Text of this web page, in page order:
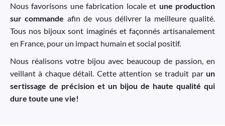
Nous favorisons une fabrication locale et une production
sur commande afin de vous délivrer la meilleure qualité.
Tous nos bijoux sont imaginés et façonnés artisanalement
en France, pour un impact humain et social positif.
Nous réalisons votre bijou avec beaucoup de passion, en
veillant à chaque détail. Cette attention se traduit par un
sertissage de précision et un bijou de haute qualité qui
dure toute une vie!